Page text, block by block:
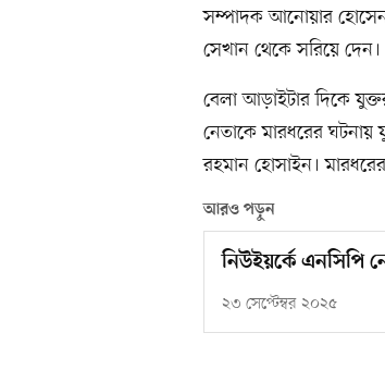
সম্পাদক আনোয়ার হোসেন
সেখান থেকে সরিয়ে
বেলা আড়াইটার দিকে
নেতাকে মারধরের ঘটনায়
রহমান হোসাইন।
আরও পড়ুন
নিউইয়র্কে এনসিপি
২৩ সেপ্টেম্বর ২০২৫